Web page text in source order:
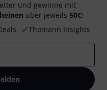
und gewinne mit
über jeweils 50€!
Thomann Insights